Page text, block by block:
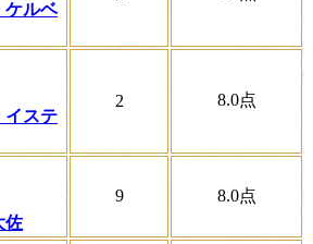
ケルベ
イステ
2 8.0点
佐
9 8.0点